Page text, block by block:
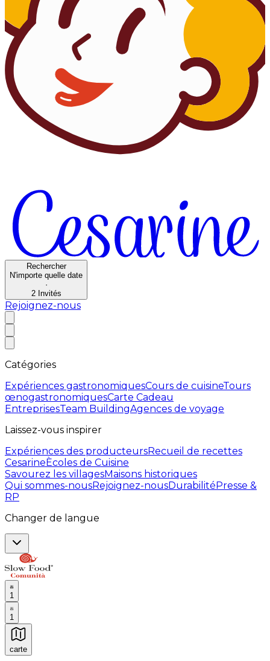
Rechercher
N'importe quelle date
·
2 Invités
Rejoignez-nous
Catégories
Expériences gastronomiquesCours de cuisineTours
œnogastronomiquesCarte Cadeau
EntreprisesTeam BuildingAgences de voyage
Laissez-vous inspirer
Expériences des producteursRecueil de recettes
CesarineÈcoles de Cuisine
Savourez les villagesMaisons historiques
Qui sommes-nousRejoignez-nousDurabilitéPresse &
RP
Changer de langue
1
1
carte